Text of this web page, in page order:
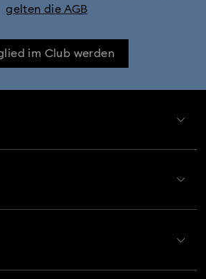
gelten die AGB
im Club werden